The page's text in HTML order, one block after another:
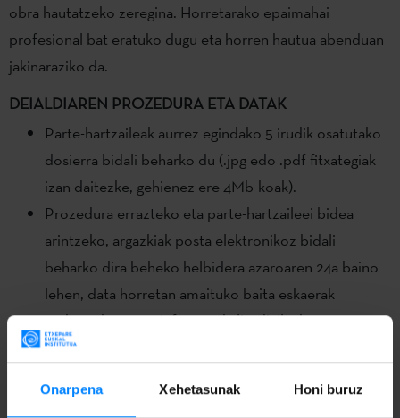
Onarpena Xehetasunak Honi buruz
obra hautatzeko zeregina. Horretarako epaimahai
profesional bat eratuko dugu eta horren hautua abenduan
jakinaraziko da.
DEIALDIAREN PROZEDURA ETA DATAK
Parte-hartzaileak aurrez egindako 5 irudik osatutako
dosierra bidali beharko du (.jpg edo .pdf fitxategiak
izan daitezke, gehienez ere 4Mb-koak).
Prozedura errazteko eta parte-hartzaileei bidea
arintzeko, argazkiak posta elektronikoz bidali
beharko dira beheko helbidera azaroaren 24a baino
lehen, data horretan amaituko baita eskaerak
aurkezteko epea: info@euskalirudigileak.com
Irudiekin batera CV eguneratua edo datu
helbide arrunta eta elektronikoa, telefonoa eta web-